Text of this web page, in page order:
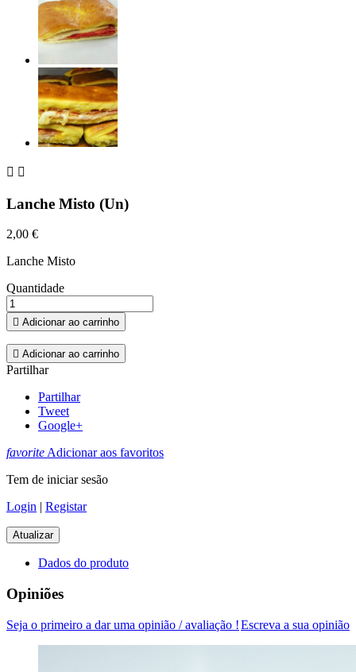
 
Lanche Misto (Un)
2,00 €
Lanche Misto
Quantidade
 Adicionar ao carrinho
 Adicionar ao carrinho
Partilhar
Partilhar
Tweet
Google+
favoriteAdicionar aos favoritos
Tem de iniciar sesão
Login | Registar
Dados do produto
Opiniões
Escreva a sua opinião
Seja o primeiro a dar uma opinião / avaliação !